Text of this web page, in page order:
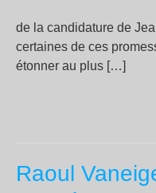
de la candidature de
certaines de ces
étonner au plus […]
Raoul